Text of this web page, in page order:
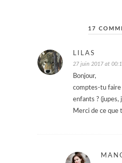
17
LILAS
27 juin 2017 at
Bonjour,
comptes-tu faire
enfants ? (jupes,
Merci de ce que